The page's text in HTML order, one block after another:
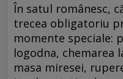
În satul românesc,
trecea obligatoriu
momente speciale:
logodna, chemarea
masa miresei,